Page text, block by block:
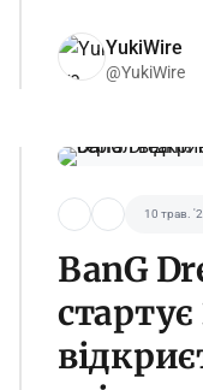
YukiWire
@YukiWire
10 трав.
BanG